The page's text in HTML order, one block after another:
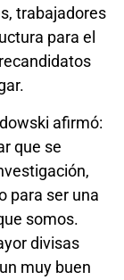
trabajadores
para el
afirmó:
que se
para ser una
somos.
divisas
muy buen